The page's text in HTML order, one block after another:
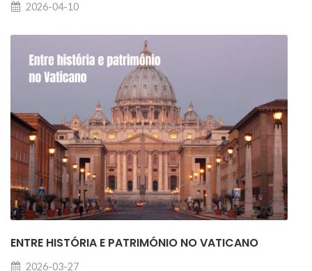
2026-04-10
ENTRE HISTÓRIA E PATRIMÓNIO NO VATICANO
2026-03-27